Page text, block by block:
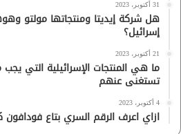
31 أكتوبر، 2023
هل شركة إيديتا ومنتجاتها مولتو
إسرائيل؟
21 أكتوبر، 2023
تستغنى عنهم
4 أكتوبر، 2023
ازاي اعرف الرقم السري بتاع